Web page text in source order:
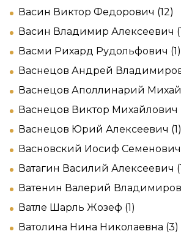
Васин Виктор Федорович (12)
Васин Владимир Алексеевич
Васми Рихард Рудольфович (1)
Васнецов Андрей
Васнецов Аполлинарий
Васнецов Виктор Михайлович
Васнецов Юрий Алексеевич (1)
Васновский Иосиф Семенович
Ватагин Василий Алексеевич
Ватенин Валерий
Ватле Шарль Жозеф (1)
Ватолина Нина Николаевна (3)